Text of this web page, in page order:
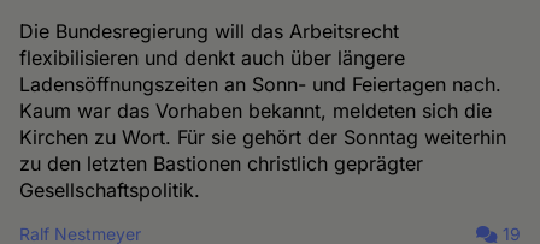
Die Bundesregierung will das Arbeitsrecht
flexibilisieren und denkt auch über längere
Ladensöffnungszeiten an Sonn- und Feiertagen nach.
Kaum war das Vorhaben bekannt, meldeten sich die
Kirchen zu Wort. Für sie gehört der Sonntag weiterhin
zu den letzten Bastionen christlich geprägter
Gesellschaftspolitik.
Ralf Nestmeyer
19